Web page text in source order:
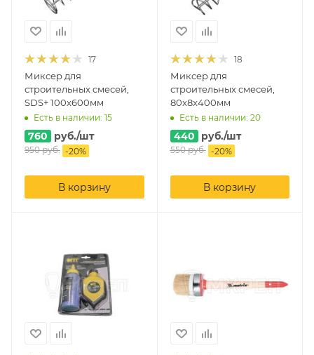
17
Миксер для
строительных смесей,
SDS+ 100х600мм
Есть в наличии: 15
760 руб./шт
950руб. -20%
В корзину
18
Миксер для
строительных смесей,
80x8x400мм
Есть в наличии: 20
440 руб./шт
550руб. -20%
В корзину